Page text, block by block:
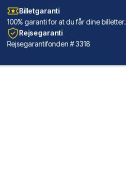
Billetgaranti
100% garanti for at du får dine billetter.
Rejsegaranti
Rejsegarantifonden # 3318